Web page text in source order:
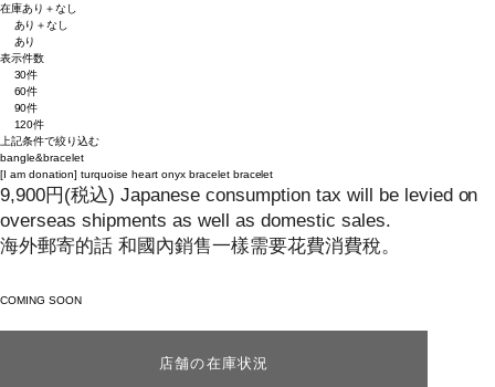
在庫あり＋なし
あり＋なし
あり
表示件数
30件
60件
90件
120件
上記条件で絞り込む
bangle&bracelet
[I am donation] turquoise heart onyx bracelet bracelet
9,900円 (税込) Japanese consumption tax will be levied on
overseas shipments as well as domestic sales.
海外郵寄的話 和國內銷售一樣需要花費消費稅。
COMING SOON
店舗の在庫状況